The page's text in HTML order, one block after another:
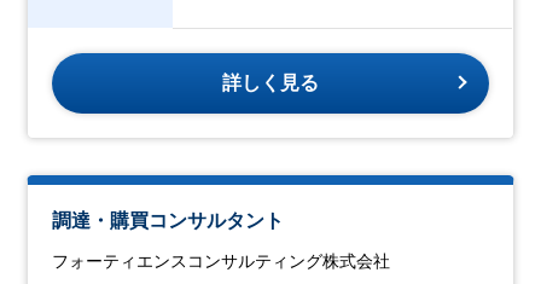
詳しく見る
調達・購買コンサルタント
フォーティエンスコンサルティング株式会社